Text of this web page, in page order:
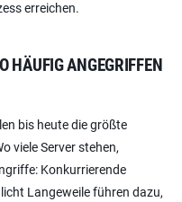
erreichen.
HÄUFIG ANGEGRIFFEN
bis heute die größte
viele Server stehen,
Konkurrierende
Langeweile führen dazu,